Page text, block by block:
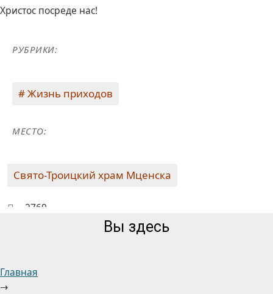
Христос посреде нас!
РУБРИКИ:
Жизнь приходов
МЕСТО:
Свято-Троицкий храм Мценска
2769
Вы здесь
Главная
→